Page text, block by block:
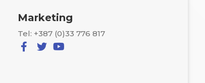
Marketing
Tel: +387 (0)33 776 817